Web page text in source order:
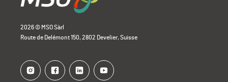
2026 © MSO Sàrl
Route de Delémont 150, 2802 Develier, Suisse